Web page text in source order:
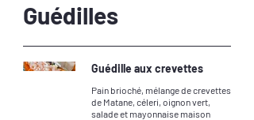
Guédilles
Guédille aux crevettes
Pain brioché, mélange de crevettes
de Matane, céleri, oignon vert,
salade et mayonnaise maison